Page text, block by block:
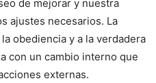
de mejorar y nuestra
ajustes necesarios. La
obediencia y a la verdadera
con un cambio interno que
externas.